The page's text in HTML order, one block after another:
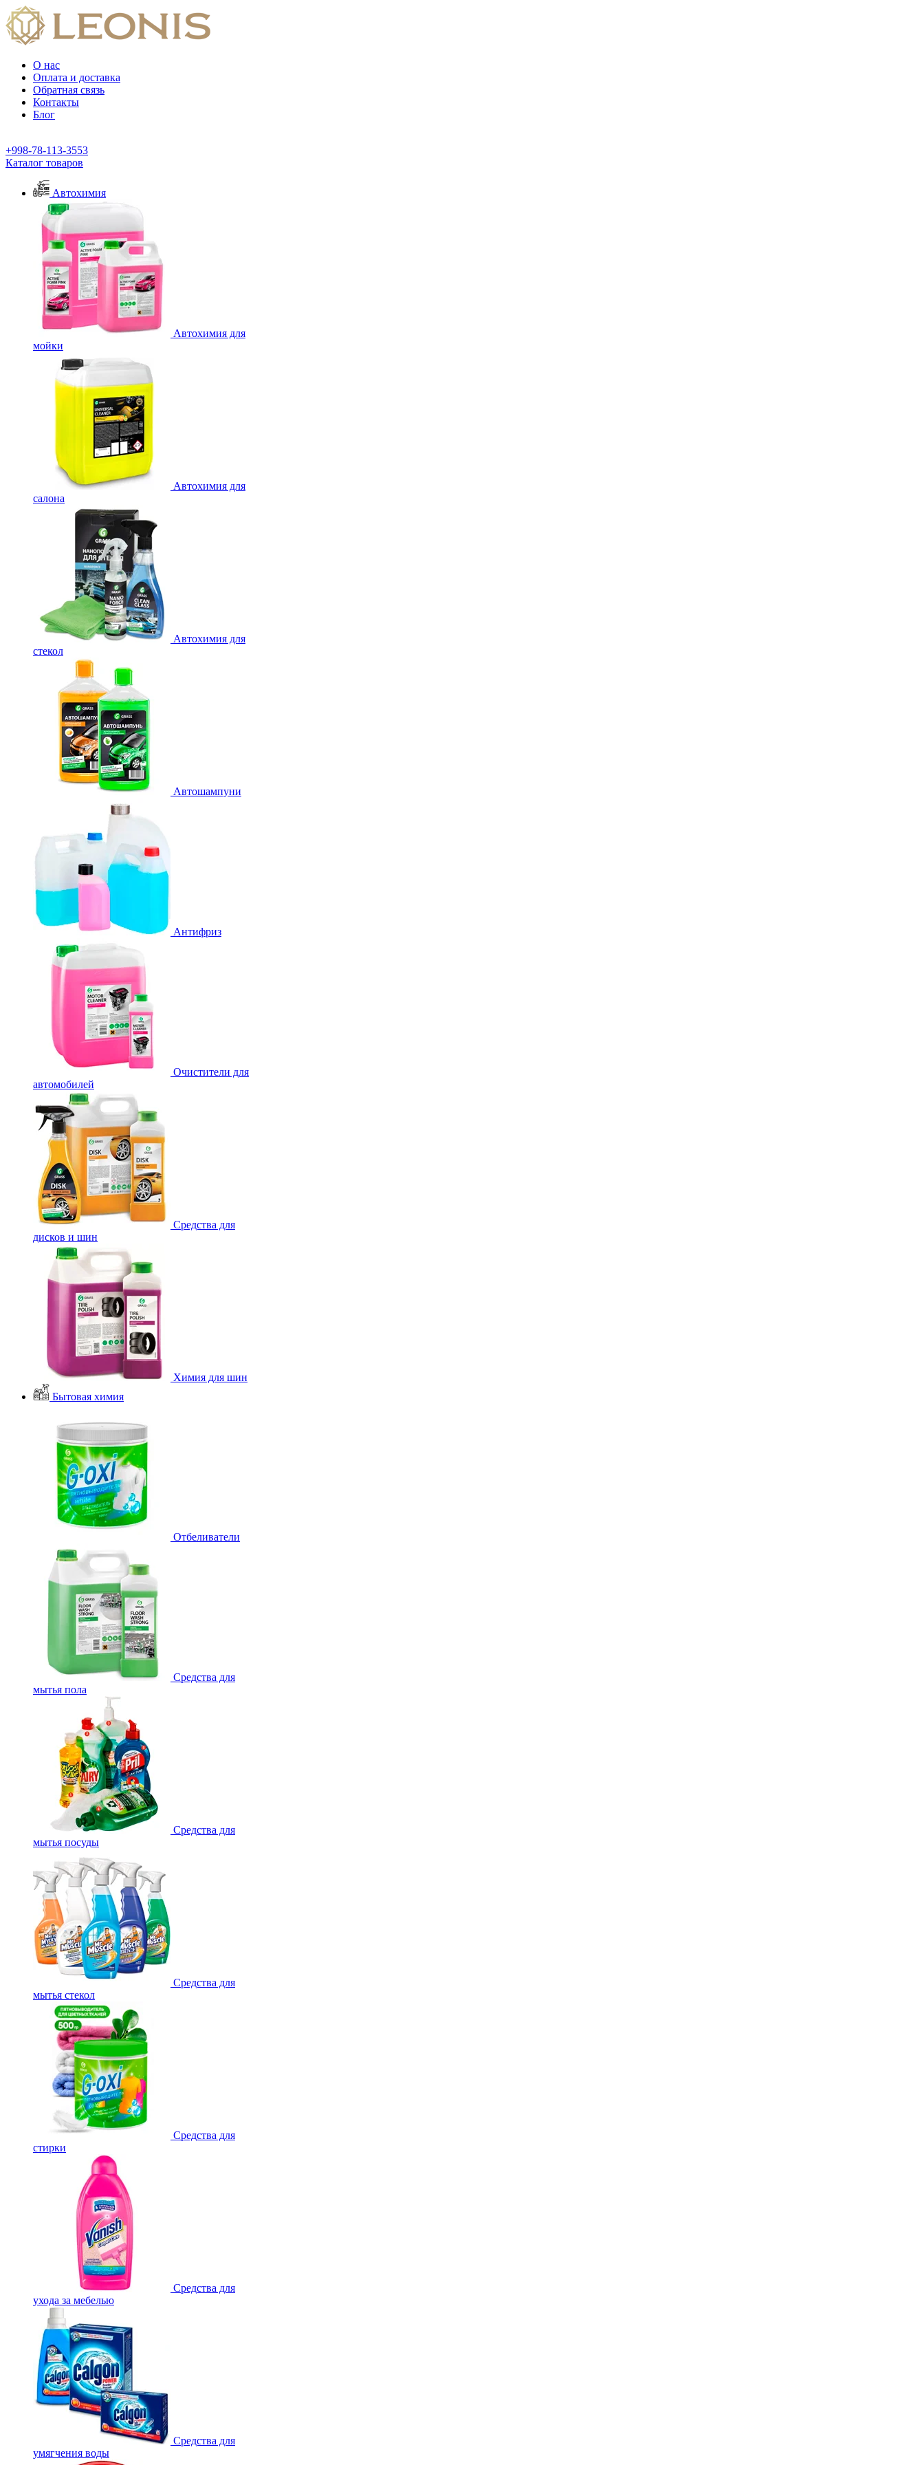
О нас
Оплата и доставка
Обратная связь
Контакты
Блог
+998-78-113-3553
Каталог товаров
Автохимия
Автохимия для
мойки
Автохимия для
салона
Автохимия для
стекол
Автошампуни
Антифриз
Очистители для
автомобилей
Средства для
дисков и шин
Химия для шин
Бытовая химия
Отбеливатели
Средства для
мытья пола
Средства для
мытья посуды
Средства для
мытья стекол
Средства для
стирки
Средства для
ухода за мебелью
Средства для
умягчения воды